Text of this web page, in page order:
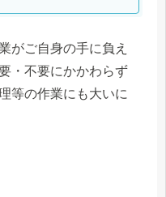
がご自身の手に負え
・不要にかかわらず
等の作業にも大いに